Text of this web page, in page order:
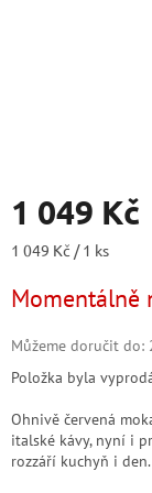
1 049 Kč
Měrná
1 049 Kč / 1 ks
Momentálně
Můžeme doručit do:
Položka byla
Ohnivě červená
italské kávy, nyní i
rozzáří kuchyň i den.